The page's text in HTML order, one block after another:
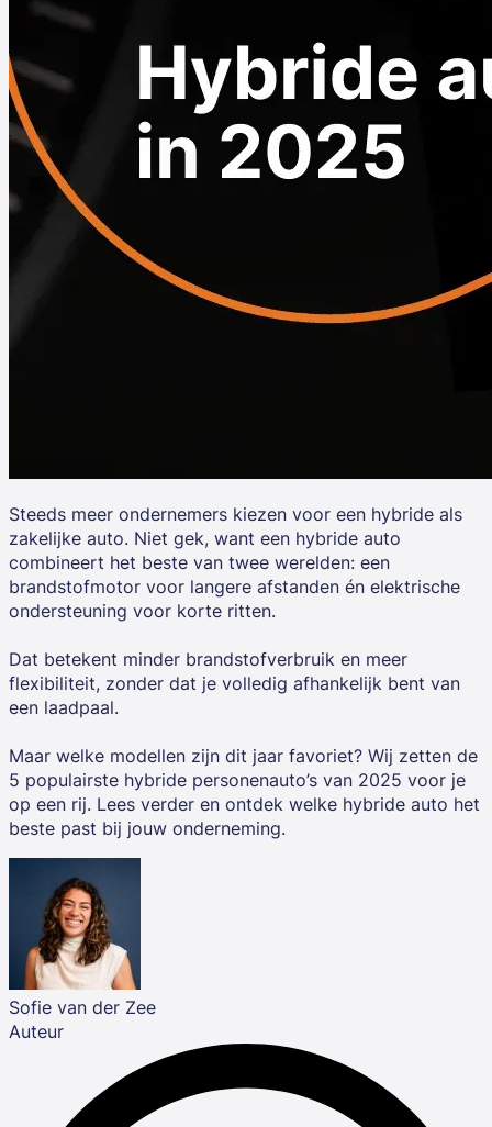
Steeds meer ondernemers kiezen voor een hybride als
zakelijke auto. Niet gek, want een hybride auto
combineert het beste van twee werelden: een
brandstofmotor voor langere afstanden én elektrische
ondersteuning voor korte ritten.
Dat betekent minder brandstofverbruik en meer
flexibiliteit, zonder dat je volledig afhankelijk bent van
een laadpaal.
Maar welke modellen zijn dit jaar favoriet? Wij zetten de
5 populairste hybride personenauto’s van 2025 voor je
op een rij. Lees verder en ontdek welke hybride auto het
beste past bij jouw onderneming.
Sofie van der Zee
Auteur